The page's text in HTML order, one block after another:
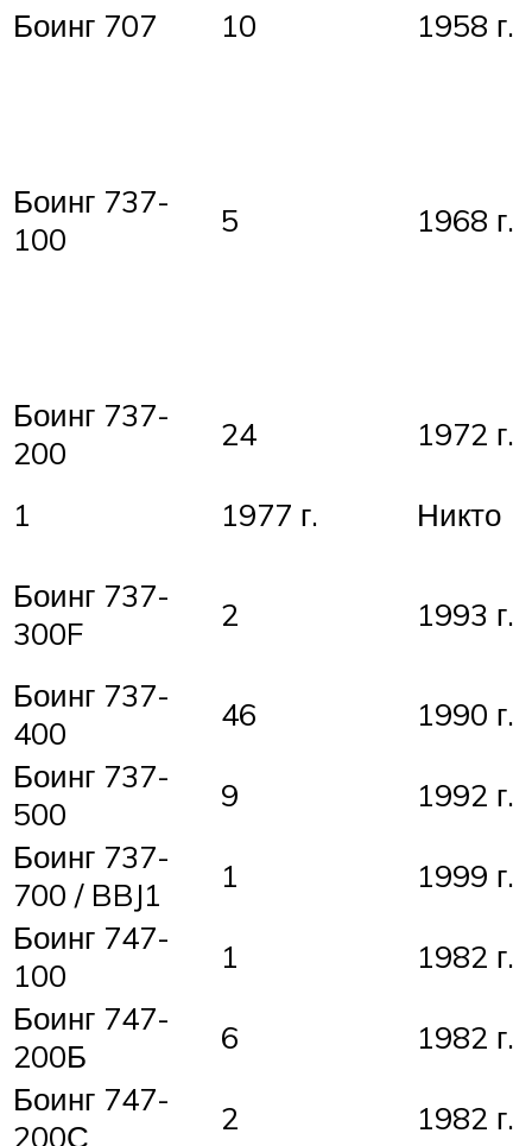
Боинг 707 10 1958 г.
Боинг 737-
100
5 1968 г.
Боинг 737-
200
24 1972 г.
1 1977 г. Никто
Боинг 737-
300F
2 1993 г.
Боинг 737-
400
46
1990 г.
Боинг 737-
500
9
1992 г.
Боинг 737-
700 / BBJ1
1
1999 г.
Боинг 747-
100
1
1982 г.
Боинг 747-
200Б
6
1982 г.
Боинг 747-
200С
2 1982 г.